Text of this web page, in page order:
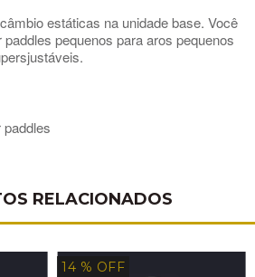
estáticas na unidade base. Você
pequenos para aros pequenos
RELACIONADOS
14 % OFF